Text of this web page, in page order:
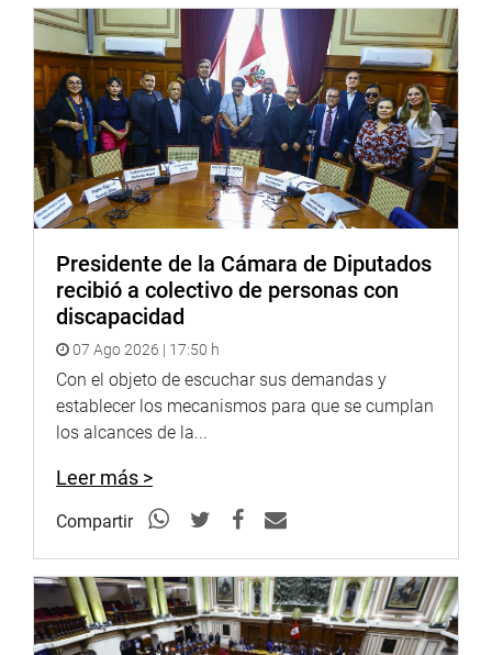
Presidente de la Cámara de Diputados
recibió a colectivo de personas con
discapacidad
07 Ago 2026 | 17:50 h
Con el objeto de escuchar sus demandas y
establecer los mecanismos para que se cumplan
los alcances de la...
Leer más >
Compartir